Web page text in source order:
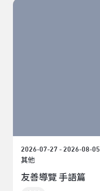
2026-07-27 - 2026-08-05
其他
友善導覽 手語篇